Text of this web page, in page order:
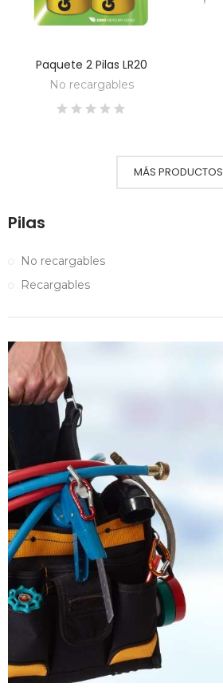
DESCUBRE
Paquete 2 Pilas LR20
No recargables
MÁS PRODUCTOS
Pilas
No recargables
Recargables